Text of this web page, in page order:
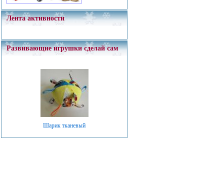
Лента активности
Развивающие игрушки сделай сам
Шарик тканевый